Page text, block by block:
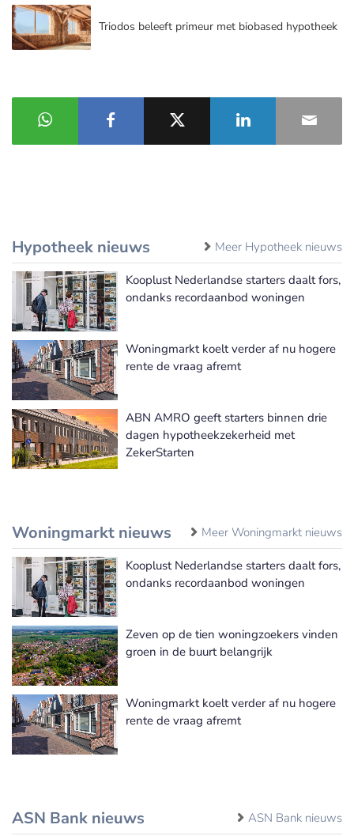
Triodos beleeft primeur met biobased hypotheek
Hypotheek nieuws Meer Hypotheek nieuws
Kooplust Nederlandse starters daalt fors,
ondanks recordaanbod woningen
Woningmarkt koelt verder af nu hogere
rente de vraag afremt
ABN AMRO geeft starters binnen drie
dagen hypotheekzekerheid met
ZekerStarten
Woningmarkt nieuws Meer Woningmarkt nieuws
Kooplust Nederlandse starters daalt fors,
ondanks recordaanbod woningen
Zeven op de tien woningzoekers vinden
groen in de buurt belangrijk
Woningmarkt koelt verder af nu hogere
rente de vraag afremt
ASN Bank nieuws ASN Bank nieuws